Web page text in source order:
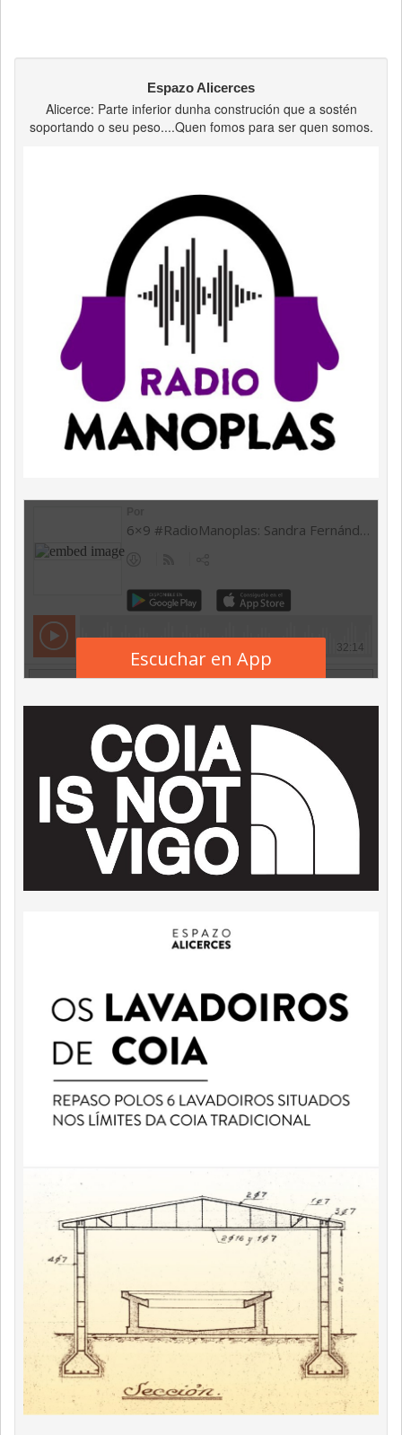
Espazo Alicerces
Alicerce: Parte inferior dunha construción que a sostén
soportando o seu peso....Quen fomos para ser quen somos.